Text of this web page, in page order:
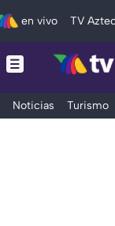
en vivo TV
Noticias Turismo